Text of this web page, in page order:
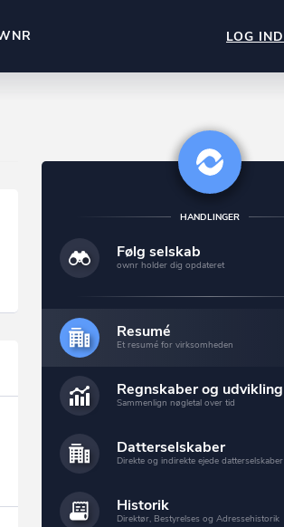
LOG IND
HANDLINGER
Følg selskab
ownr holder dig opdateret
Resumé
Et resumé for virksomheden
Regnskaber og udvikling
Sammenlign nøgletal over tid
Datterselskaber
Direkte og indirekte ejede datterselskaber
Historik
Direktør, Bestyrelses og Adressehistorik